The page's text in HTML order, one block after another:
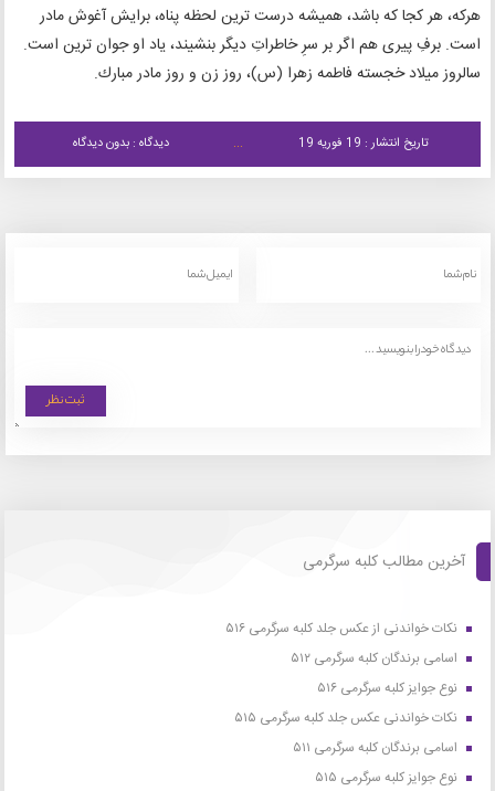
هرکه، هر کجا که باشد، همیشه درست ترین لحظه پناه، برایش آغوش مادر
است. برفِ پیری هم اگر بر سرِ خاطراتِ دیگر بنشیند، یاد او جوان ترین است.
سالروز ميلاد خجسته فاطمه زهرا (س)، روز زن و روز مادر مبارك.
تاریخ انتشار : 19 فوریه 19 دیدگاه : بدون دیدگاه
آخرین مطالب کلبه سرگرمی
نکات خواندنی از عکس جلد کلبه سرگرمی ۵۱۶
اسامی برندگان کلبه سرگرمی ۵۱۲
نوع جوایز کلبه سرگرمی ۵۱۶
نکات خواندنی عکس جلد کلبه سرگرمی ۵۱۵
اسامی برندگان کلبه سرگرمی ۵۱۱
نوع جوایز کلبه سرگرمی ۵۱۵